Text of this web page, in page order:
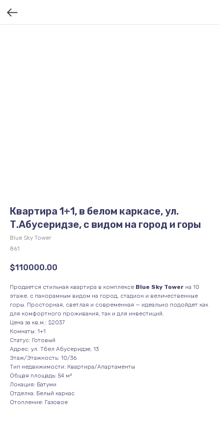
Квартира 1+1, в белом каркасе, ул.
Т.Абусеридзе, с видом на город и горы
Blue Sky Tower
861
$110000.00
Продается стильная квартира в комплексе Blue Sky Tower на 10
этаже, с панорамным видом на город, стадион и величественные
горы. Просторная, светлая и современная — идеально подойдет как
для комфортного проживания, так и для инвестиций.
Цена за кв.м.: $2037
Комнаты: 1+1
Статус: Готовый
Адрес: ул. Тбел Абусеридзе, 13
Этаж/Этажность: 10/36
Тип недвижимости: Квартира/Апартаменты
Общая площадь: 54 м²
Локация: Батуми
Отделка: Белый каркас
Отопление: Газовое